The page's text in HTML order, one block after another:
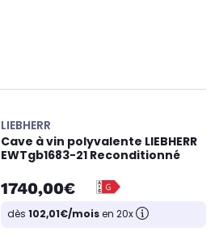
LIEBHERR
Cave à vin polyvalente LIEBHERR
EWTgb1683-21 Reconditionné
1740,00€
dès 102,01€/moisen 20x